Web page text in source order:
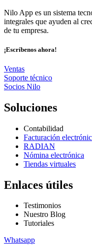
Nilo App es un sistema
integrales que ayuden al
de tu empresa.
¡Escríbenos ahora!
Ventas
Soporte técnico
Socios Nilo
Soluciones
Contabilidad
Facturación
RADIAN
Nómina electrónica
Tiendas virtuales
Enlaces útiles
Testimonios
Nuestro Blog
Tutoriales
Whatsapp